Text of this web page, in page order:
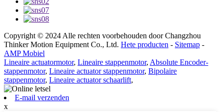
Copyright © 2024 Alle rechten voorbehouden door Changzhou
Thinker Motion Equipment Co., Ltd. Hete producten - Sitemap -
AMP Mobiel
Lineaire actuatormotor, Lineaire stappenmotor, Absolute Encoder-
stappenmotor, Lineaire actuator stappenmotor, Bipolaire
stappenmotor, Lineaire actuator schaarlift,
E-mail verzenden
x